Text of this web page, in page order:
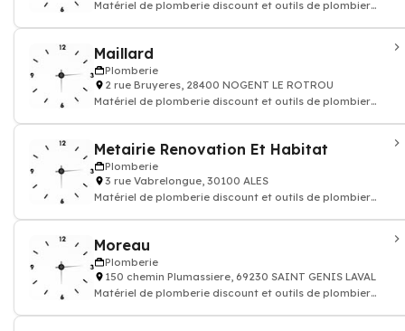
Matériel de plomberie discount et outils de plombier
Maillard
Plomberie
2 rue Bruyeres, 28400 NOGENT LE ROTROU
Matériel de plomberie discount et outils de plombier
Metairie Renovation Et Habitat
Plomberie
3 rue Vabrelongue, 30100 ALES
Matériel de plomberie discount et outils de plombier
Moreau
Plomberie
150 chemin Plumassiere, 69230 SAINT GENIS LAVAL
Matériel de plomberie discount et outils de plombier